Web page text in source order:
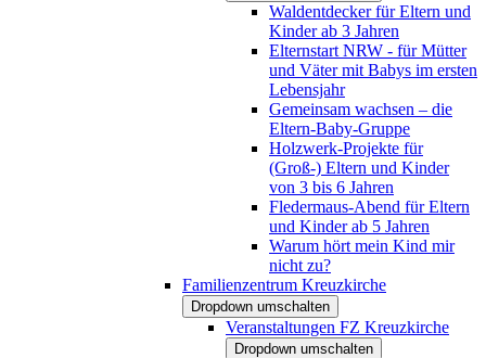
Waldentdecker für Eltern und
Kinder ab 3 Jahren
Elternstart NRW - für Mütter
und Väter mit Babys im ersten
Lebensjahr
Gemeinsam wachsen – die
Eltern-Baby-Gruppe
Holzwerk-Projekte für
(Groß-) Eltern und Kinder
von 3 bis 6 Jahren
Fledermaus-Abend für Eltern
und Kinder ab 5 Jahren
Warum hört mein Kind mir
nicht zu?
Familienzentrum Kreuzkirche
Dropdown umschalten
Veranstaltungen FZ Kreuzkirche
Dropdown umschalten